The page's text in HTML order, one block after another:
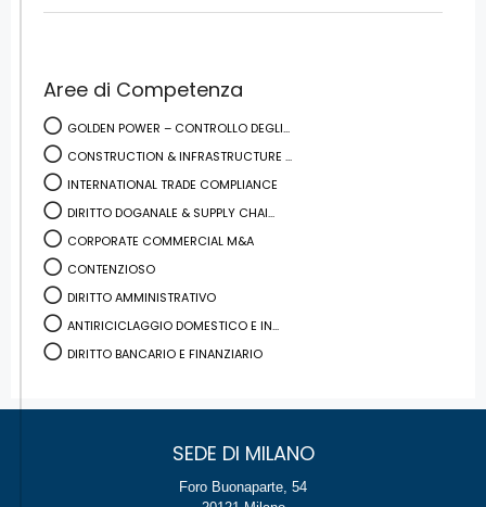
Aree di Competenza
GOLDEN POWER – CONTROLLO DEGLI...
CONSTRUCTION & INFRASTRUCTURE ...
INTERNATIONAL TRADE COMPLIANCE
DIRITTO DOGANALE & SUPPLY CHAI...
CORPORATE COMMERCIAL M&A
CONTENZIOSO
DIRITTO AMMINISTRATIVO
ANTIRICICLAGGIO DOMESTICO E IN...
DIRITTO BANCARIO E FINANZIARIO
SEDE DI MILANO
Foro Buonaparte, 54